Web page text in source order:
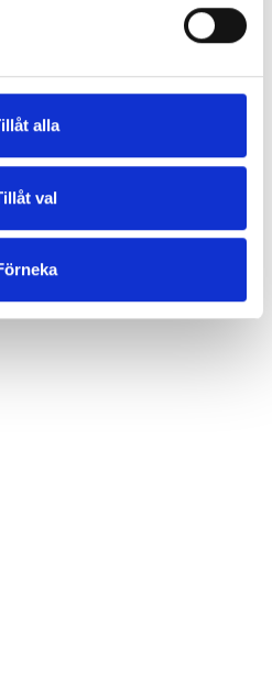
alla
val
för djur och miljö. Vi är
Danmark